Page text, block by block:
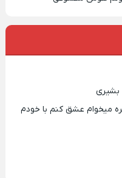
بشیری
میخوام عشق کنم با خودم